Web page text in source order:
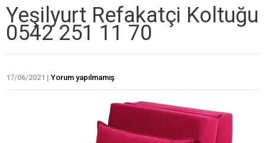
Yeşilyurt Refakatçi Koltuğu
0542 251 11 70
17/06/2021 | Yorum yapılmamış